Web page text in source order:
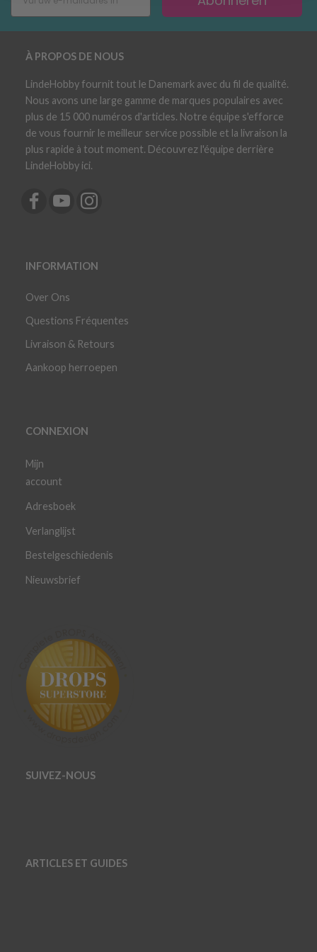
À PROPOS DE NOUS
LindeHobby fournit tout le Danemark avec du fil de qualité.
Nous avons une large gamme de marques populaires avec
plus de 15 000 numéros d'articles. Notre équipe s'efforce
de vous fournir le meilleur service possible et la livraison la
plus rapide à tout moment. Découvrez l'équipe derrière
LindeHobby ici.
INFORMATION
Over Ons
Questions Fréquentes
Livraison & Retours
Aankoop herroepen
CONNEXION
Mijn
account
Adresboek
Verlanglijst
Bestelgeschiedenis
Nieuwsbrief
SUIVEZ-NOUS
ARTICLES ET GUIDES